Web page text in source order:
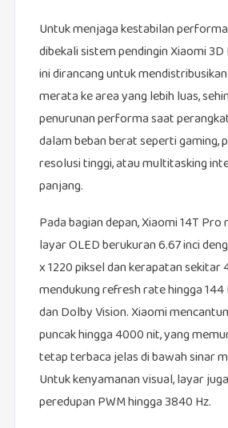
Untuk menjaga kestabilan
dibekali sistem pendingin Xiaomi
ini dirancang untuk
merata ke area yang lebih luas,
penurunan performa saat
dalam beban berat seperti gaming,
resolusi tinggi, atau multitasking
panjang.
Pada bagian depan, Xiaomi 14T Pro
layar OLED berukuran 6.67 inci
x 1220 piksel dan kerapatan sekitar
mendukung refresh rate hingga 144
dan Dolby Vision. Xiaomi
puncak hingga 4000 nit, yang
tetap terbaca jelas di bawah sinar
Untuk kenyamanan visual, layar
peredupan PWM hingga 3840 Hz.